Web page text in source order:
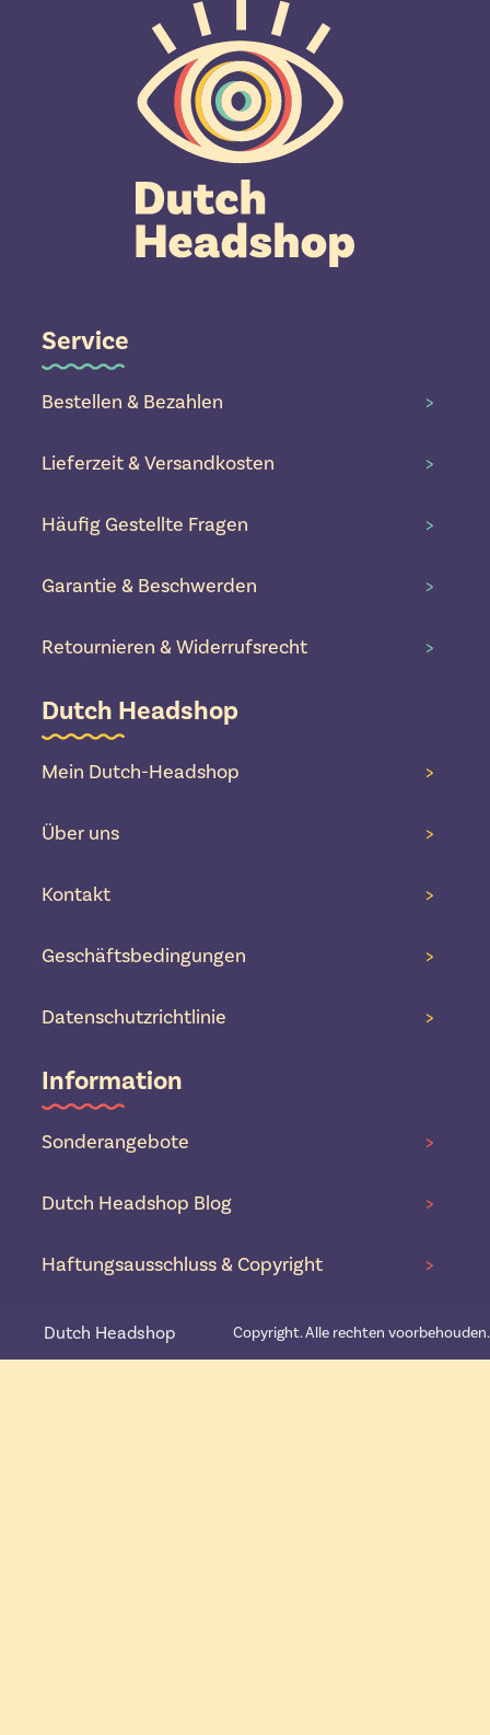
Service
Bestellen & Bezahlen >
Lieferzeit & Versandkosten >
Häufig Gestellte Fragen >
Garantie & Beschwerden >
Retournieren & Widerrufsrecht >
Dutch Headshop
Mein Dutch-Headshop >
Über uns >
Kontakt >
Geschäftsbedingungen >
Datenschutzrichtlinie >
Information
Sonderangebote >
Dutch Headshop Blog >
Haftungsausschluss & Copyright >
Dutch Headshop Copyright. Alle rechten voorbehouden.